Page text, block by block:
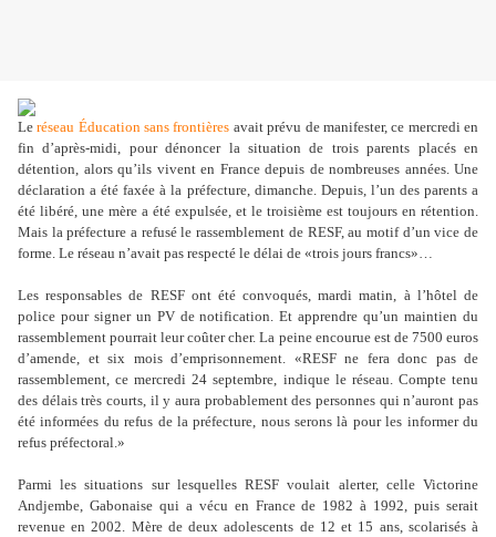
Leréseau Éducation sans frontières avait prévu de manifester, ce mercredi en
fin d’après-midi, pour dénoncer la situation de trois parents placés en
détention, alors qu’ils vivent en France depuis de nombreuses années. Une
déclaration a été faxée à la préfecture, dimanche. Depuis, l’un des parents a
été libéré, une mère a été expulsée, et le troisième est toujours en rétention.
Mais la préfecture a refusé le rassemblement de RESF, au motif d’un vice de
forme. Le réseau n’avait pas respecté le délai de «trois jours francs»…
Les responsables de RESF ont été convoqués, mardi matin, à l’hôtel de
police pour signer un PV de notification. Et apprendre qu’un maintien du
rassemblement pourrait leur coûter cher. La peine encourue est de 7500 euros
d’amende, et six mois d’emprisonnement. «RESF ne fera donc pas de
rassemblement, ce mercredi 24 septembre, indique le réseau. Compte tenu
des délais très courts, il y aura probablement des personnes qui n’auront pas
été informées du refus de la préfecture, nous serons là pour les informer du
refus préfectoral.»
Parmi les situations sur lesquelles RESF voulait alerter, celle Victorine
Andjembe, Gabonaise qui a vécu en France de 1982 à 1992, puis serait
revenue en 2002. Mère de deux adolescents de 12 et 15 ans, scolarisés à